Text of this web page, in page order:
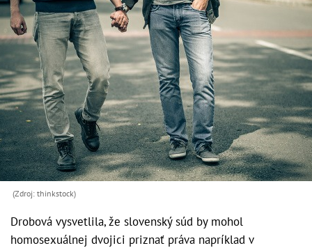
(Zdroj: thinkstock)
Drobová vysvetlila, že slovenský súd by mohol
homosexuálnej dvojici priznať práva napríklad v